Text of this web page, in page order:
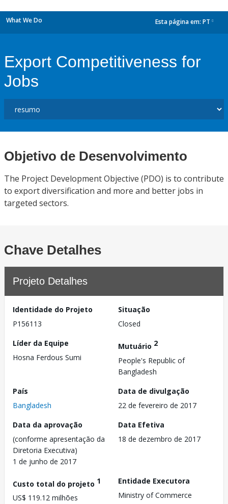
What We Do Esta página em: PT
Export Competitiveness for
Jobs
Objetivo de Desenvolvimento
The Project Development Objective (PDO) is to contribute
to export diversification and more and better jobs in
targeted sectors.
Chave Detalhes
Projeto Detalhes
Identidade do Projeto
P156113
Situação
Closed
Líder da Equipe
Hosna Ferdous Sumi
Mutuário 2
People's Republic of
Bangladesh
País
Bangladesh
Data de divulgação
22 de fevereiro de 2017
Data da aprovação
(conforme apresentação da
Diretoria Executiva)
1 de junho de 2017
Data Efetiva
18 de dezembro de 2017
Custo total do projeto 1
US$ 119.12 milhões
Entidade Executora
Ministry of Commerce